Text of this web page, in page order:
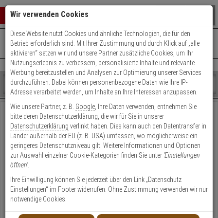
Warenkorb schließen
0 ARTIKEL IM WARENKORB
Ihr Warenkorb ist momentan leer.
Ergebnisse ()
Fertig
Shop
durchsuchen
Bitte
geben
Sie
mindestens
Zeichen
ein,
um
Suche
Es
wurde
noch
Kategorien
Suche
gestartet
+49 (0)821 899 493-0Mo. - Do.: 8:00 - 16:30 | Fr.: 8:00 - 14:00 Uhr
Kontaktservice nutzen
Der von Ihnen aufgerufene Artikel existiert leider
nicht.
Bitte nutzen Sie unsere praktische Suchfunktion
Shop
durchsuchen
Bitte
geben
mindestens
Es
wurde
Kategorien
Oder stöbern Sie einfach durch unsere beliebtesten Seiten
Wir verwenden Cookies
Diese Website nutzt Cookies und ähnliche Technologien, die für den
Betrieb erforderlich sind. Mit Ihrer Zustimmung und durch Klick auf „alle
aktivieren“ setzen wir und unsere Partner zusätzliche Cookies, um Ihr
Nutzungserlebnis zu verbessern, personalisierte Inhalte und relevante
Werbung bereitzustellen und Analysen zur Optimierung unserer Services
durchzuführen. Dabei können personenbezogene Daten wie Ihre IP-
Adresse verarbeitet werden, um Inhalte an Ihre Interessen anzupassen.
Wie unsere Partner, z. B. Google , Ihre Daten verwenden, entnehmen Sie
bitte deren Datenschutzerklärung, die wir für Sie in unserer
Datenschutzerklärung verlinkt haben. Dies kann auch den Datentransfer in
Länder außerhalb der EU (z. B. USA) umfassen, wo möglicherweise ein
geringeres Datenschutzniveau gilt. Weitere Informationen und Optionen
zur Auswahl einzelner Cookie-Kategorien finden Sie unter 'Einstellungen
öffnen'.
Ihre Einwilligung können Sie jederzeit über den Link „Datenschutz
Einstellungen“ im Footer widerrufen. Ohne Zustimmung verwenden wir nur
notwendige Cookies.